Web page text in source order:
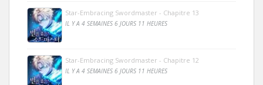
Star-Embracing Swordmaster - Chapitre 13
IL Y A 4 SEMAINES 6 JOURS 11 HEURES
Star-Embracing Swordmaster - Chapitre 12
IL Y A 4 SEMAINES 6 JOURS 11 HEURES